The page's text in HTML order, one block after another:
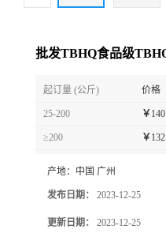
批发TBHQ食品级
起订量 (公斤) 价格
25-200 ￥
≥200 ￥
产地： 中国 广州
发布日期： 2023-12-25
更新日期： 2023-12-25